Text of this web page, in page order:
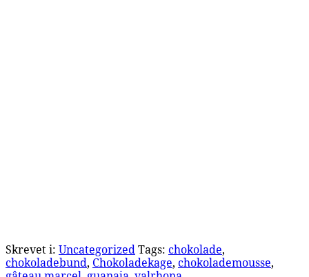
Skrevet i: Uncategorized Tags: chokolade,
chokoladebund, Chokoladekage, chokolademousse,